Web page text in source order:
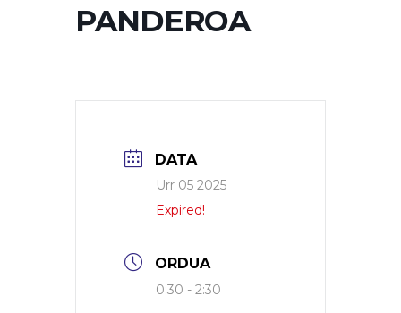
PANDEROA
DATA
Urr 05 2025
Expired!
ORDUA
0:30 - 2:30